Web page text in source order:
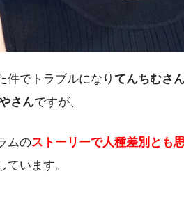
件でトラブルになり てんちむさ
さんですが、
ムのストーリーで人種差別とも
ています。